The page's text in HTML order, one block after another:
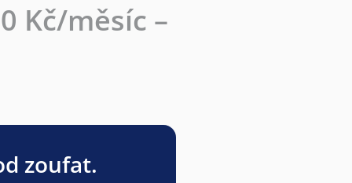
Kč/měsíc –
zoufat.